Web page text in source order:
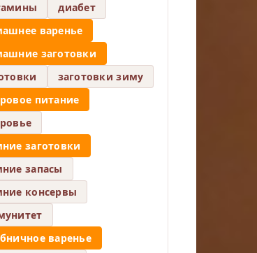
диабет
варенье
заготовки
заготовки зиму
питание
заготовки
запасы
консервы
варенье